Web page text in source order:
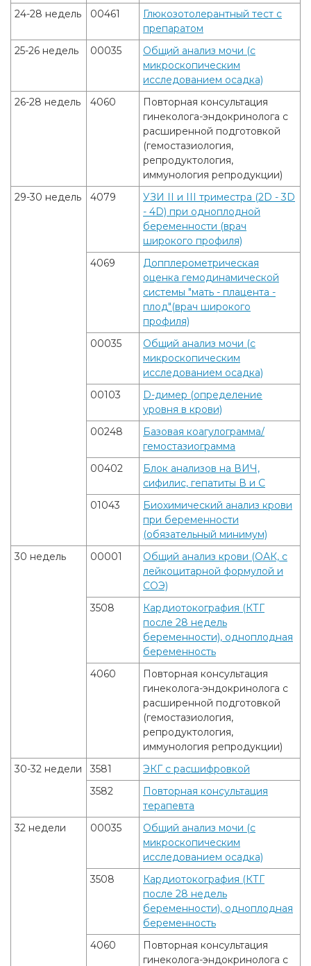
24-28 недель
00461
Глюкозотолерантный тест с
препаратом
25-26 недель
00035
Общий анализ мочи (с
микроскопическим
исследованием осадка)
26-28 недель
4060
Повторная консультация
гинеколога-эндокринолога с
расширенной подготовкой
(гемостазиология,
репродуктология,
иммунология репродукции)
29-30 недель
4079
УЗИ II и III триместра (2D - 3D
- 4D) при одноплодной
беременности (врач
широкого профиля)
4069
Допплерометрическая
оценка гемодинамической
системы "мать - плацента -
плод"(врач широкого
профиля)
00035
Общий анализ мочи (с
микроскопическим
исследованием осадка)
00103
D-димер (определение
уровня в крови)
00248
Базовая коагулограмма/
гемостазиограмма
00402
Блок анализов на ВИЧ,
сифилис, гепатиты В и С
01043
Биохимический анализ крови
при беременности
(обязательный минимум)
30 недель
00001
Общий анализ крови (ОАК, с
лейкоцитарной формулой и
СОЭ)
3508
Кардиотокография (КТГ
после 28 недель
беременности), одноплодная
беременность
4060
Повторная консультация
гинеколога-эндокринолога с
расширенной подготовкой
(гемостазиология,
репродуктология,
иммунология репродукции)
30-32 недели
3581
ЭКГ с расшифровкой
3582
Повторная консультация
терапевта
32 недели
00035
Общий анализ мочи (с
микроскопическим
исследованием осадка)
3508
Кардиотокография (КТГ
после 28 недель
беременности), одноплодная
беременность
4060
Повторная консультация
гинеколога-эндокринолога с